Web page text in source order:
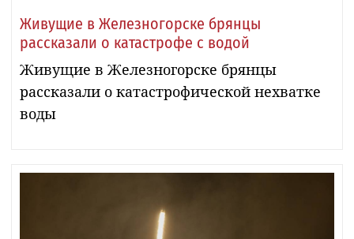
Живущие в Железногорске брянцы
рассказали о катастрофе с водой
Живущие в Железногорске брянцы
рассказали о катастрофической нехватке
воды